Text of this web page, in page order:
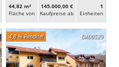
44,82 m²
Fläche von
145.000,00 €
Kaufpreise ab
1
Ein­heiten
DA00529
4,8 % Rendite!